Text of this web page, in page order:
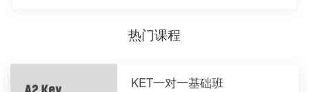
热门课程
KET一对一基础班